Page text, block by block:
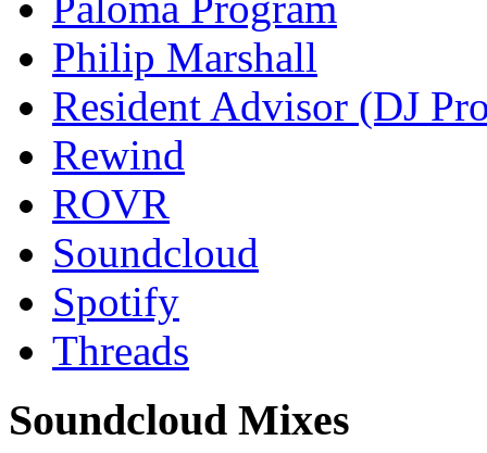
Philip Marshall
Resident Advisor (DJ
Rewind
ROVR
Soundcloud
Spotify
Threads
Soundcloud Mixes